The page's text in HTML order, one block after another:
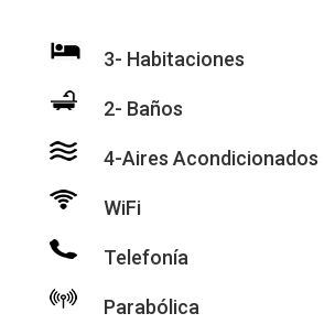
3- Habitaciones
2- Baños
4-Aires Acondicionados
WiFi
Telefonía
Parabólica